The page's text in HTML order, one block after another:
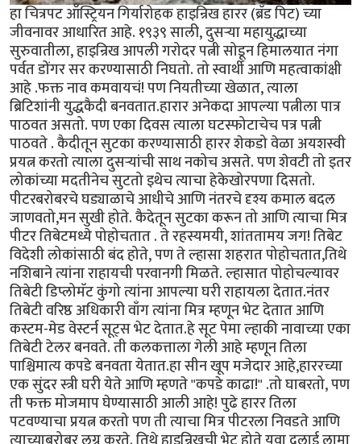
हा चित्रपट ऑस्ट्रियन गिर्यारोहक हाइन्रिख हारर (ब्रॅड पिट) च्या
जीवनावर आधारित आहे. १९३९ साली, दुसऱ्या महायुद्धाच्या
सुरुवातीला, हाइन्रिख आपली गरोदर पत्नी सोडून हिमालयात नंगा
पर्वत डोंगर सर करण्यासाठी निघतो. तो स्वार्थी आणि महत्वाकांक्षी
आहे .फक्त नाव कमवायचं! पण नियतीच्या खेळात, त्याला
ब्रिटिशांनी युद्धकैदी बनवतात.हारार अनेकदा आपल्या पत्नीला पात्र
पाठवत असतो. पण एका दिवस त्याला घटस्फोटाचेच पत्र पत्नी
पाठवते . कैदीतून सुटका करण्यासाठी हारर शेकडो वेळा अयशस्वी
प्रयत्न करतो त्याला दुसऱ्यांची साथ नकोच असते. पण शेवटी तो इतर
लोकांच्या मदतीनेच सुटतो इथेच त्याचा हेकेखोरपणा दिसतो.
पीटरबरोबरचे घड्याळाचे आधीचे आणि नंतरचे दृश्य कमाल बदल
जाणवतो,मन सुखी होते. कैदेतून सुटका करून तो आणि त्याचा मित्र
पीटर तिबेटमध्ये पोहोचतात . ते रहस्यमयी, शांततामय जग! तिबेट
विदेशी लोकांसाठी बंद होते, पण ते ल्हासा शहरात पोहोचतात,तिथे
नशिबाने त्यांना राहायची परवानगी मिळते. ल्हासात पोहोचल्यावर
तिबेटी डिप्लोमॅट कुंगो त्यांना आपल्या घरी राहायला देतात.नंतर
तिबेटी वरिष्ठ अधिकारी वाँग त्यांना मित्र म्हणून भेट देतात आणि
कस्टम-मेड वेस्टर्न सूट्स भेट देतात.हे सूट पेमा ल्हाकी नावाच्या एका
तिबेटी टेलर बनवते. ती कलकत्ताला गेली आहे म्हणून तिला
पाश्चिमात्य कपडे बनवता येतात.हा सीन खूप मजेदार आहे,हाररच्या
एक सुंदर स्त्री घरी येते आणि म्हणते "कपडे काढा!" .तो घाबरतो, पण
ती फक्त मोजमाप घेण्यासाठी आली आहे! पुढे हारर तिला
पटवण्याचा प्रयत्न करतो पण ती त्याचा मित्र पीटरला निवडते आणि